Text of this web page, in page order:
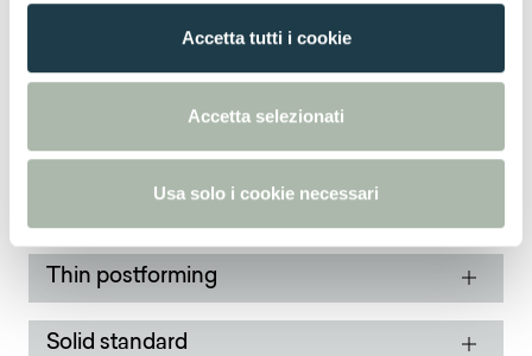
Accetta tutti i cookie
Accetta selezionati
Usa solo i cookie necessari
конфигурации дляGrigio British0736
Thin standard
Thin postforming
Solid standard